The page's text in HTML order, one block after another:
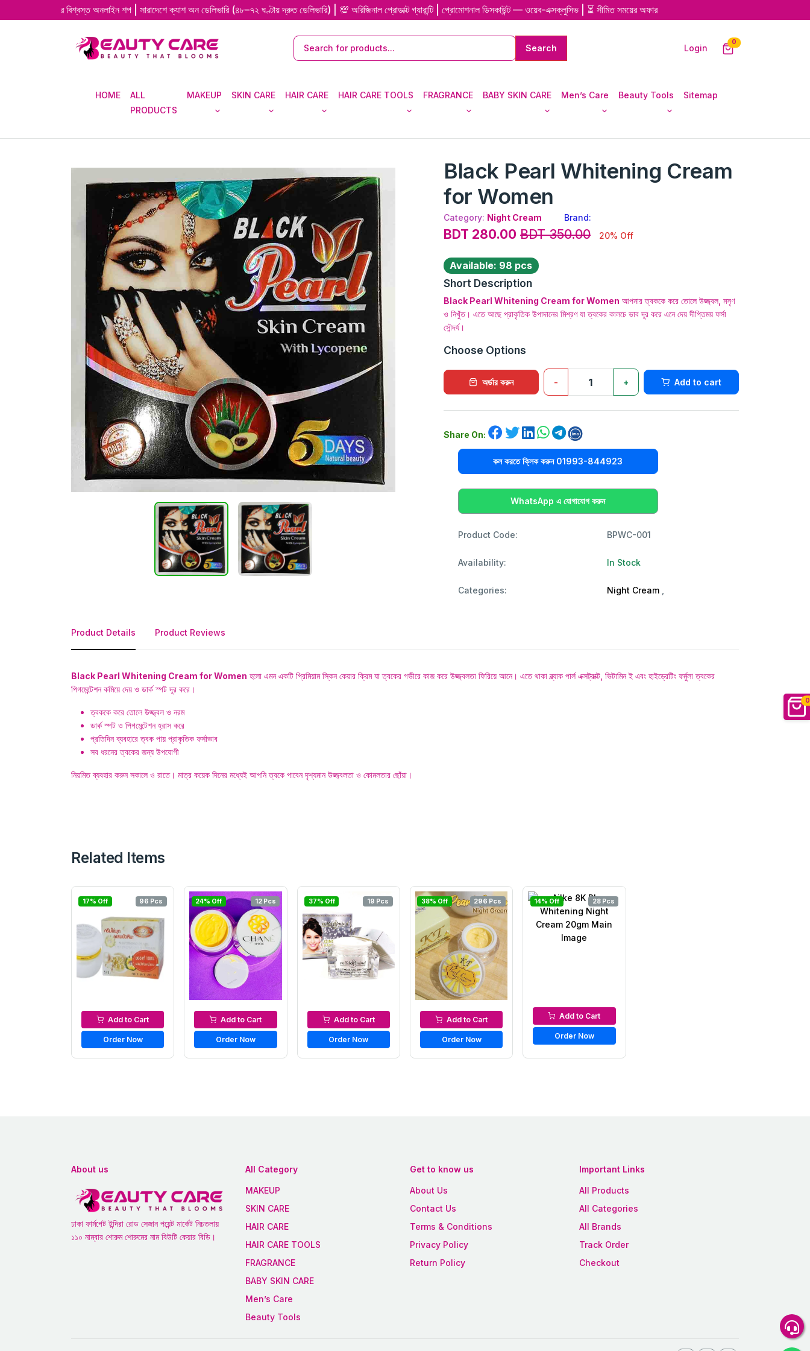
0
বিশ্বস্ত অনলাইন শপ | সারাদেশে ক্যাশ অন ডেলিভারি (৪৮–৭২ ঘণ্টায় দ্রুত ডেলিভারি) | 💯 অরিজিনাল প্রোডাক্ট গ্যারান্টি | প্রোমোশনাল ডিসকাউন্ট — ওয়েব-এক্সক্লুসিভ | ⏳ সীমিত সময়ের অফার
Login
0unread messages
HOME
ALL
PRODUCTS
MAKEUP SKIN CARE HAIR CARE HAIR CARE TOOLS FRAGRANCE BABY SKIN CARE Men’s Care Beauty Tools Sitemap
Black Pearl Whitening Cream
for Women
Category: Night Cream Brand:
BDT 280.00 BDT 350.00 20% Off
Available: 98 pcs
Short Description
Black Pearl Whitening Cream for Women আপনার ত্বককে করে তোলে উজ্জ্বল, মসৃণ
ও নিখুঁত। এতে আছে প্রাকৃতিক উপাদানের মিশ্রণ যা ত্বকের কালচে ভাব দূর করে এনে দেয় দীপ্তিময় ফর্সা
সৌন্দর্য।
Choose Options
অর্ডার করুন - + Add to cart
Share On:
কল করতে ক্লিক করুন 01993-844923
WhatsApp এ যোগাযোগ করুন
Product Code: BPWC-001
Availability: In Stock
Categories: Night Cream
Product Details Product Reviews
Black Pearl Whitening Cream for Women হলো এমন একটি প্রিমিয়াম স্কিন কেয়ার ক্রিম যা ত্বকের গভীরে কাজ করে উজ্জ্বলতা ফিরিয়ে আনে। এতে থাকা ব্ল্যাক পার্ল এক্সট্রাক্ট, ভিটামিন ই এবং হাইড্রেটিং ফর্মুলা ত্বকের
পিগমেন্টেশন কমিয়ে দেয় ও ডার্ক স্পট দূর করে।
ত্বককে করে তোলে উজ্জ্বল ও নরম
ডার্ক স্পট ও পিগমেন্টেশন হ্রাস করে
প্রতিদিন ব্যবহারে ত্বক পায় প্রাকৃতিক ফর্সাভাব
সব ধরনের ত্বকের জন্য উপযোগী
নিয়মিত ব্যবহার করুন সকালে ও রাতে। মাত্র কয়েক দিনের মধ্যেই আপনি ত্বকে পাবেন দৃশ্যমান উজ্জ্বলতা ও কোমলতার ছোঁয়া।
Related Items
17% Off 96 Pcs
Night Cream
Add to Cart
Order Now
24% Off 12 Pcs
Night Cream
Add to Cart
Order Now
37% Off 19 Pcs
Night Cream
Add to Cart
Order Now
38% Off 296 Pcs
Night Cream
Add to Cart
Order Now
14% Off 28 Pcs
Night Cream
Add to Cart
Order Now
About us
ঢাকা ফার্মগেট ইন্দিরা রোড সেজান পয়েন্ট মার্কেট নিচতলায়
১১০ নাম্বার শোরুম শোরুমের নাম বিউটি কেয়ার বিডি।
All Category
MAKEUP
SKIN CARE
HAIR CARE
HAIR CARE TOOLS
FRAGRANCE
BABY SKIN CARE
Men’s Care
Beauty Tools
Get to know us
About Us
Contact Us
Terms & Conditions
Privacy Policy
Return Policy
Important Links
All Products
All Categories
All Brands
Track Order
Checkout